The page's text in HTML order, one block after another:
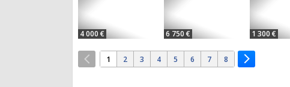
4 000 € 6 750 € 1 300 €
1 2 3 4 5 6 7 8